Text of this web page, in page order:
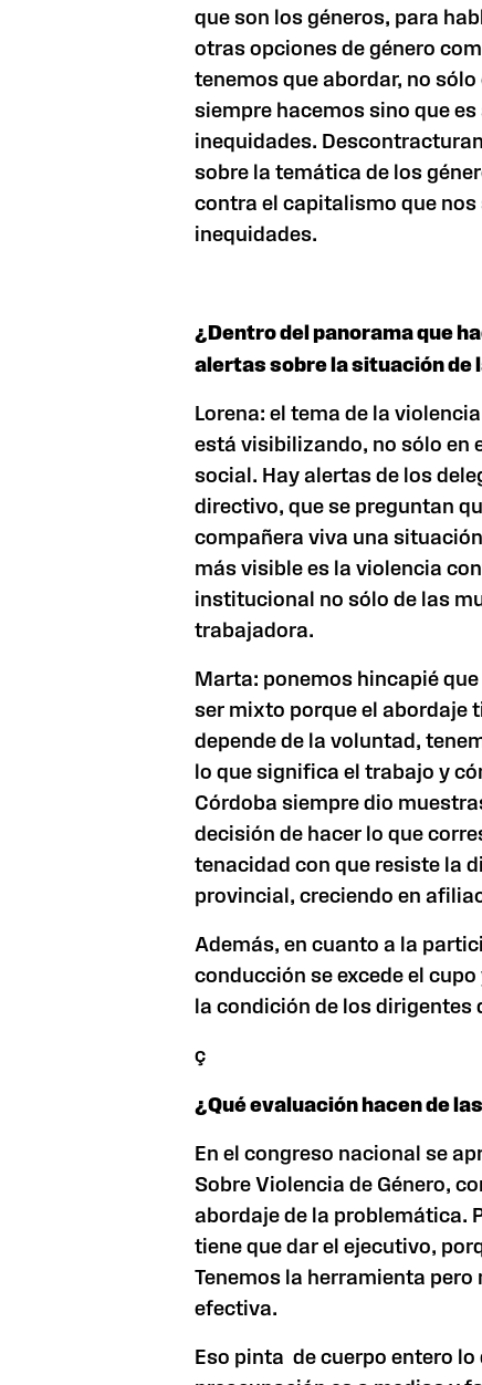
que son los géneros, para
otras opciones de género
tenemos que abordar, no
siempre hacemos sino que
inequidades.
sobre la temática de los
contra el capitalismo que
inequidades.
¿Dentro del panorama que
alertas sobre la situación de
Lorena: el tema de la
está visibilizando, no sólo en
social. Hay alertas de los
directivo, que se preguntan
compañera viva una
más visible es la violencia
institucional no sólo de las
trabajadora.
Marta: ponemos hincapié
ser mixto porque el abordaje
depende de la voluntad,
lo que significa el trabajo y
Córdoba siempre dio
decisión de hacer lo que
tenacidad con que resiste la
provincial, creciendo en
Además, en cuanto a la
conducción se excede el
la condición de los dirigentes
ç
¿Qué evaluación hacen de
En el congreso nacional se
Sobre Violencia de Género,
abordaje de la problemática.
tiene que dar el ejecutivo,
Tenemos la herramienta
efectiva.
Eso pinta de cuerpo entero lo